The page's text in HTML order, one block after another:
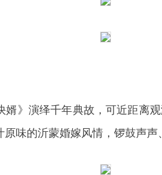
婿》演绎千年典故，可近距离
味的沂蒙婚嫁风情，锣鼓声声